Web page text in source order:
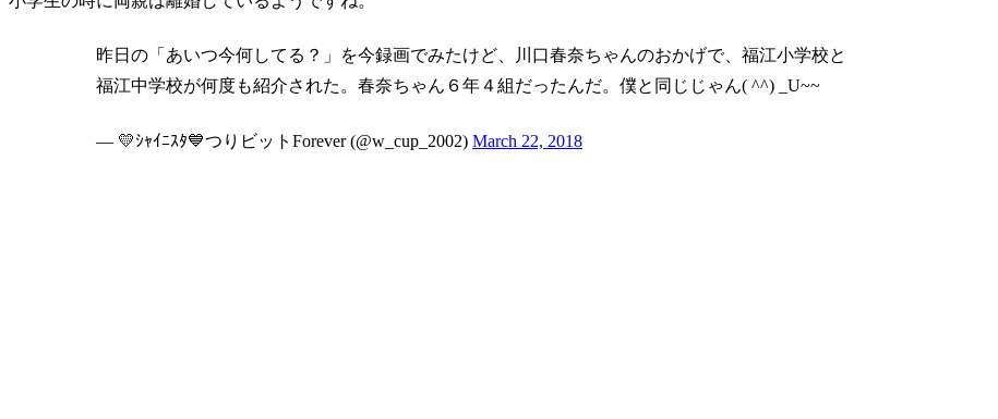
昨日の「あいつ今何してる？」を今録画でみたけど、川口春奈ちゃんのおかげで、福江小学校と
福江中学校が何度も紹介された。春奈ちゃん６年４組だったんだ。僕と同じじゃん( ^^) _U~~
— 💛ｼｬｲﾆｽﾀ💙つりビットForever (@w_cup_2002) March 22, 2018